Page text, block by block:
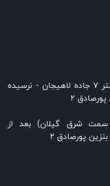
اتوبان رشت به لاهیجان - کیلومتر ۷ جاده لاهیجان - نرسیده
۲
سمت شرق گیلان) بعد از